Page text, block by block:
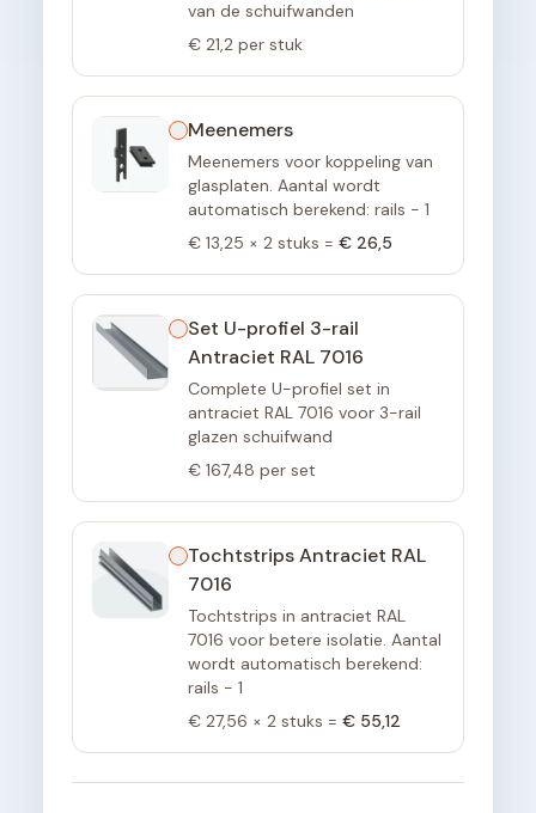
van de schuifwanden
€ 21,2 per stuk
Meenemers
Meenemers voor koppeling van
glasplaten. Aantal wordt
automatisch berekend: rails - 1
€ 13,25 × 2 stuks = € 26,5
Set U-profiel 3-rail
Antraciet RAL 7016
Complete U-profiel set in
antraciet RAL 7016 voor 3-rail
glazen schuifwand
€ 167,48 per set
Tochtstrips Antraciet RAL
7016
Tochtstrips in antraciet RAL
7016 voor betere isolatie. Aantal
wordt automatisch berekend:
rails - 1
€ 27,56 × 2 stuks = € 55,12